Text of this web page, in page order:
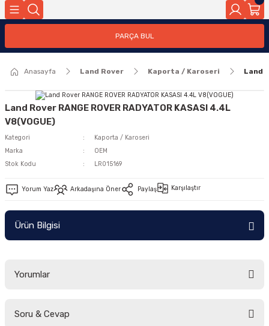
PARÇA BUL
Anasayfa Land Rover Kaporta / Karoseri Land
Land Rover RANGE ROVER RADYATOR KASASI 4.4L
V8(VOGUE)
Kategori
Kaporta / Karoseri
Marka
OEM
Stok Kodu
LR015169
Yorum Yaz Arkadaşına Öner Paylaş Karşılaştır
Ürün Bilgisi
Yorumlar
Soru & Cevap